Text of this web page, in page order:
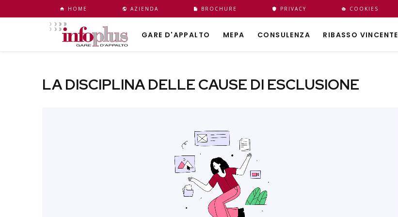
LA DISCIPLINA DELLE CAUSE DI ESCLUSIONE
HOME AZIENDA BROCHURE PRIVACY COOKIES
GARE D'APPALTO MEPA CONSULENZA RIBASSO VINCENTE